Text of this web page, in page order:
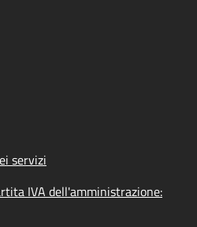
servizi
IVA dell'amministrazione: